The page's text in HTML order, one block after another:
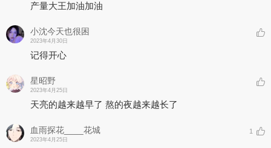
产量大王加油加油
小沈今天也很困
2023年4月30日
记得开心
星昭野
2023年4月25日
天亮的越来越早了 熬的夜越来越长了
血雨探花____花城
2023年4月25日
1